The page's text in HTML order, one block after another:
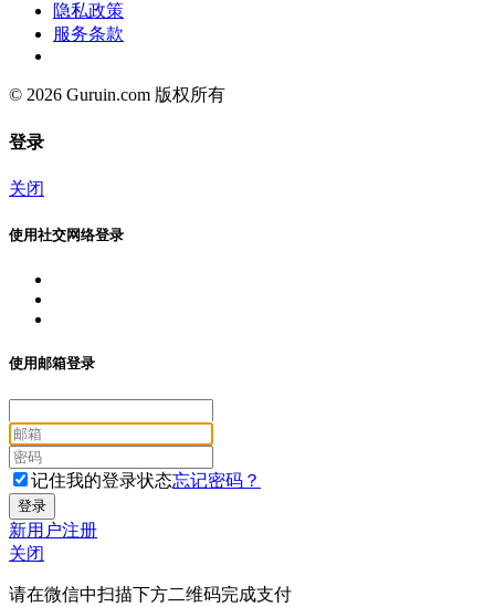
隐私政策
服务条款
© 2026 Guruin.com 版权所有
登录
关闭
使用社交网络登录
使用邮箱登录
记住我的登录状态忘记密码？
新用户注册
关闭
请在微信中扫描下方二维码完成支付